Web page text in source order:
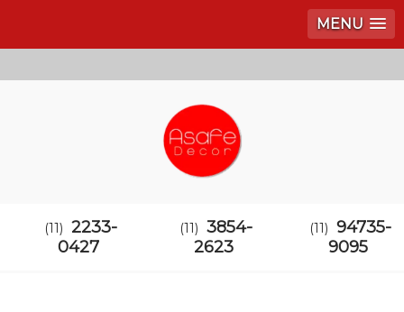
MENU
(11) 2233-
0427
(11) 3854-
2623
(11) 94735-
9095